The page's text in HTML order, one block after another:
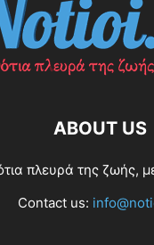
ABOUT US
πλευρά της ζωής,
Contact us: